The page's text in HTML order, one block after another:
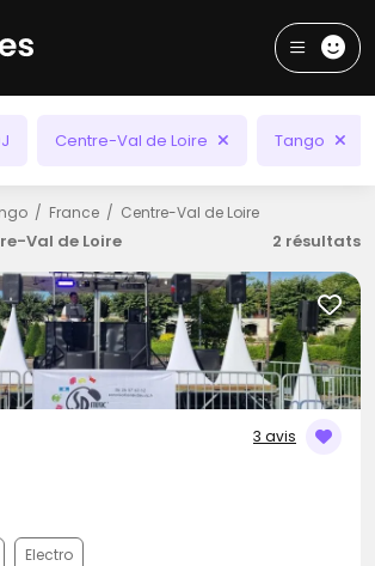
Centre-Val de Loire Tango
France Centre-Val de Loire
Val de Loire 2 résultats
3 avis
Electro